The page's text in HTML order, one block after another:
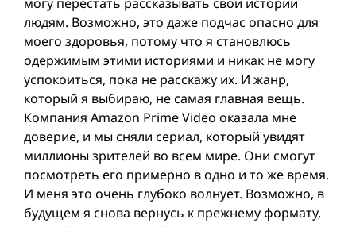
людям. Возможно, это даже подчас опасно для
моего здоровья, потому что я становлюсь
одержимым этими историями и никак не могу
успокоиться, пока не расскажу их. И жанр,
который я выбираю, не самая главная вещь.
Компания Amazon Prime Video оказала мне
доверие, и мы сняли сериал, который увидят
миллионы зрителей во всем мире. Они смогут
посмотреть его примерно в одно и то же время.
И меня это очень глубоко волнует. Возможно, в
будущем я снова вернусь к прежнему формату,